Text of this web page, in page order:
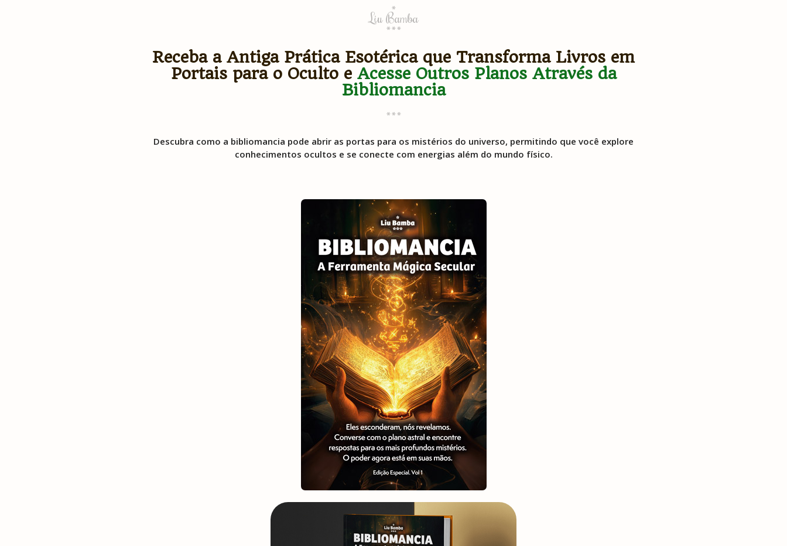
*
Liu Bamba
***
Receba a Antiga Prática Esotérica que Transforma Livros em
Portais para o Oculto e Acesse Outros Planos Através da
Bibliomancia
***
Descubra como a bibliomancia pode abrir as portas para os mistérios do universo, permitindo que você explore
conhecimentos ocultos e se conecte com energias além do mundo físico.